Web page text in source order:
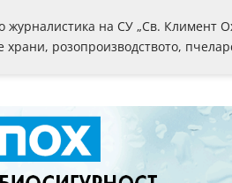
на СУ „Св. Климент
розопроизводството,